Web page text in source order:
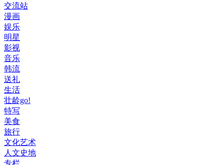
交流站
漫画
娱乐
明星
影视
音乐
韩流
送礼
生活
壮龄go!
特写
美食
旅行
文化艺术
人文史地
专栏